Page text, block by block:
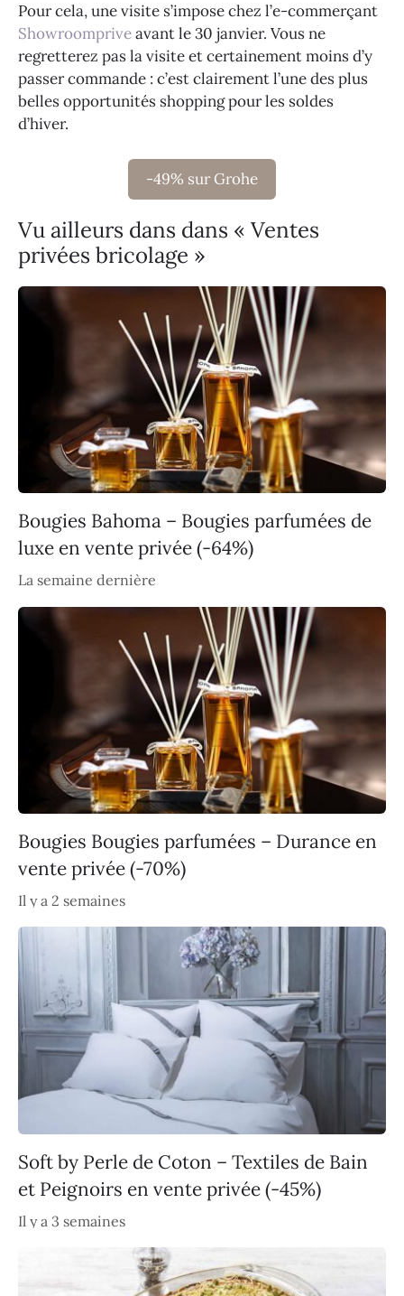
Pour cela, une visite s’impose chez l’e-commerçant
Showroompriveavant le 30 janvier. Vous ne
regretterez pas la visite et certainement moins d’y
passer commande : c’est clairement l’une des plus
belles opportunités shopping pour les soldes
d’hiver.
-49% sur Grohe
Vu ailleurs dans dans « Ventes
privées bricolage »
Bougies Bahoma – Bougies parfumées de
luxe en vente privée (-64%)
La semaine dernière
Bougies Bougies parfumées – Durance en
vente privée (-70%)
Il y a 2 semaines
Soft by Perle de Coton – Textiles de Bain
et Peignoirs en vente privée (-45%)
Il y a 3 semaines